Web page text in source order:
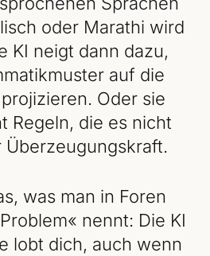
oder Marathi wird
KI neigt dann dazu,
auf die
Oder sie
Regeln, die es nicht
was man in Foren
nennt: Die KI
lobt dich, auch wenn